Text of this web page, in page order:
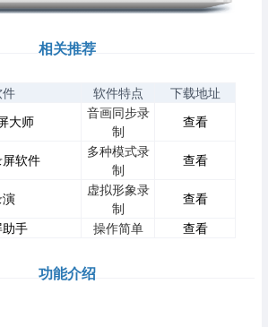
相关推荐
软件特点
下载地址
大师
音画同步录
制
查看
软件
多种模式录
制
查看
虚拟形象录
制
查看
手
操作简单 查看
功能介绍